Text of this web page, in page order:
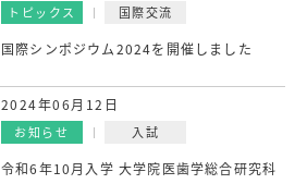
トピックス 国際交流
国際シンポジウム2024を開催しました
2024年06月12日
お知らせ 入試
令和6年10月入学 大学院医歯学総合研究科